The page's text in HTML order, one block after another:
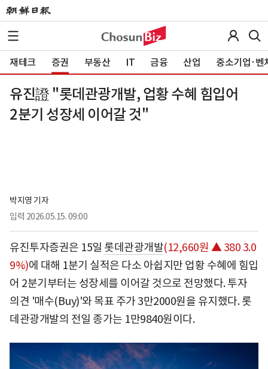
재테크 증권 부동산 IT 금융 산업 중소기업·벤
유진證 "롯데관광개발, 업황 수혜 힘입어
2분기 성장세 이어갈 것"
박지영 기자
입력 2026.05.15. 09:00
유진투자증권은 15일 롯데관광개발(12,660원 ▲ 380 3.0
9%)에 대해 1분기 실적은 다소 아쉽지만 업황 수혜에 힘입
어 2분기부터는 성장세를 이어갈 것으로 전망했다. 투자
의견 '매수(Buy)'와 목표 주가 3만2000원을 유지했다. 롯
데관광개발의 전일 종가는 1만9840원이다.